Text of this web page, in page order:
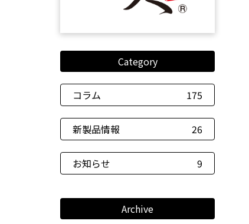
Category
コラム 175
新製品情報 26
お知らせ 9
Archive